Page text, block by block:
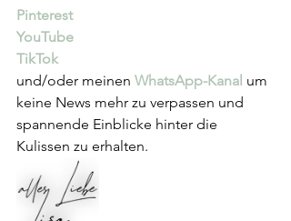
Pinterest
YouTube
TikTok
und/oder meinen WhatsApp-Kanal um
keine News mehr zu verpassen und
spannende Einblicke hinter die
Kulissen zu erhalten.